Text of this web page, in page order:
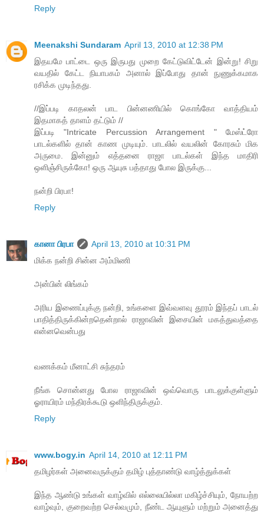
Reply
Meenakshi Sundaram April 13, 2010 at 12:38 PM
இதயமே பாட்டை ஒரு இருபது முறை கேட்டுவிட்டேன் இன்று! சிறு
வயதில் கேட்ட நியாபகம் அனால் இப்போது தான் நுணுக்கமாக
ரசிக்க முடிந்தது.
//இப்படி காதலன் பாட பின்னணியில் கொங்கோ வாத்தியம்
இதமாகத் தாளம் தட்டும் //
இப்படி "Intricate Percussion Arrangement " மேஸ்ட்ரோ
பாடல்களில் தான் காண முடியும். பாடலில் வயலின் கோரசும் மிக
அருமை. இன்னும் எத்தனை ராஜா பாடல்கள் இந்த மாதிரி
ஒளிஞ்சிருக்கோ! ஒரு ஆயுசு பத்தாது போல இருக்கு...
நன்றி பிரபா!
Reply
கானா பிரபா
April 13, 2010 at 10:31 PM
மிக்க நன்றி சின்ன அம்மிணி
அன்பின் லிங்கம்
அரிய இணைப்புக்கு நன்றி, உங்களை இவ்வளவு தூரம் இந்தப் பாடல்
பாதித்திருக்கின்றதென்றால் ராஜாவின் இசையின் மகத்துவத்தை
என்னவென்பது
வணக்கம் மீனாட்சி சுந்தரம்
நீங்க சொன்னது போல ராஜாவின் ஒவ்வொரு பாடலுக்குள்ளும்
ஓராயிரம் மந்திரக்கூடு ஒளிந்திருக்கும்.
Reply
www.bogy.in April 14, 2010 at 12:11 PM
தமிழர்கள் அனைவருக்கும் தமிழ் புத்தாண்டு வாழ்த்துக்கள்
இந்த ஆண்டு உங்கள் வாழ்வில் எல்லையில்லா மகிழ்ச்சியும், நோயற்ற
வாழ்வும், குறைவற்ற செல்வமும், நீண்ட ஆயுளும் மற்றும் அனைத்து